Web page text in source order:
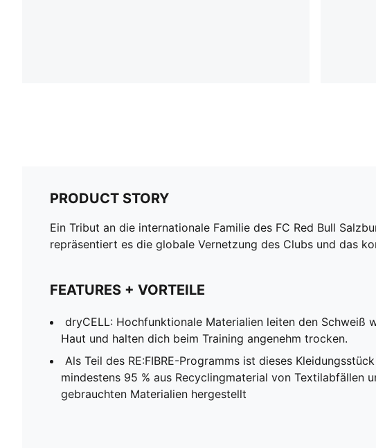
PRODUCT STORY
Ein Tribut an die internationale Familie des FC Red Bull
repräsentiert es die globale Vernetzung des Clubs und das
FEATURES + VORTEILE
dryCELL: Hochfunktionale Materialien leiten den Schweiß
Haut und halten dich beim Training angenehm trocken.
Als Teil des RE:FIBRE-Programms ist dieses
mindestens 95 % aus Recyclingmaterial von Textilabfällen
gebrauchten Materialien hergestellt